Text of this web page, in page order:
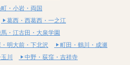
・小岩・両国
葛西・西葛西・一之江
・江古田・大泉学園
明大前・下北沢
町田・鶴川・成瀬
川
中野・荻窪・吉祥寺